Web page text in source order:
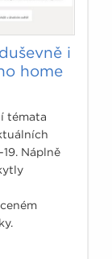
i
home
témata
Náplně